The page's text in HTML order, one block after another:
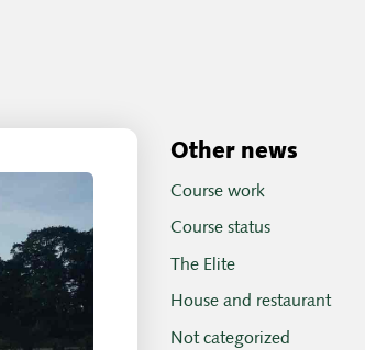
Other news
Course work
Course status
The Elite
House and restaurant
Not categorized